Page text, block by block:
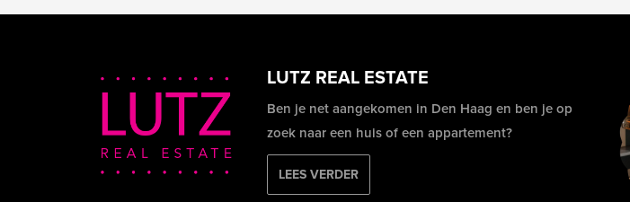
LUTZ REAL ESTATE
Ben je net aangekomen in Den Haag en ben je op
zoek naar een huis of een appartement?
LEES VERDER